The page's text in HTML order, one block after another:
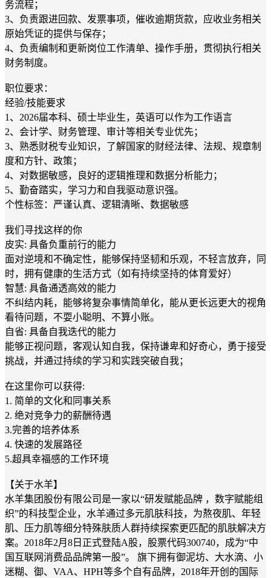
务流程；
3、负责跟进回款、发票事项，催收逾期货款，应收业务相关
原始凭证的提供与保存；
4、负责编制和更新岗位工作清单、操作手册，贯彻执行相关
财务制度。
职位要求：
经验/技能要求
1、2026届本科、硕士毕业生，英语可以作为工作语言
2、会计学、财务管理、审计等相关专业优先；
3、熟悉财税专业知识，了解国家的财经法律、法规、规章制
度和方针、政策；
4、对数据敏感，良好的逻辑推理和数据分析能力；
5、勤奋踏实，学习力和自我驱动意识强。
个性标签：严谨认真、逻辑清晰、数据敏感
我们寻找这样的你
皮实: 具备负重前行的能力
面对逆境和不确定性，能够保持坚韧和乐观，不轻言放弃，同
时，拥有健康的生活方式（如有持续坚持的体育爱好）
智慧: 具备通透高效的能力
不纠结内耗，能够将复杂事情简单化，能从更长远更大的视角
看待问题，不耍小聪明、不算小账。
自省: 具备自我迭代的能力
能够正视问题，客观认知自我，保持谦卑和好奇心，勇于接受
挑战，并通过持续的学习和实践突破自我；
在这里你可以获得:
1. 简单的文化和同事关系
2. 绝对竞争力的薪酬待遇
3.完善的培养体系
4. 快速的发展路径
5.超具幸福感的工作环境
【关于水羊】
水羊集团股份有限公司是一家以“研发赋能品牌 ，数字赋能组
织”的科技型企业，水羊通过多元肌肤科技，为熬夜肌、年轻
肌、压力肌等细分特殊肤质人群持续探索更匹配的肌肤解决方
案。2018年2月8日正式登陆A股，股票代码300740，成为“中
国互联网消费品品牌第一股”。 旗下拥有御泥坊、大水滴、小
迷糊、御、VAA、HPH等多个自有品牌，2018年开创的国际